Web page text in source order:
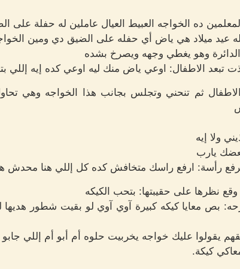
ده الخواجه العبيط العيال عاملين له حفلة على
عيد ميلاد هي ياض أي حفله على الضيق دي ومين
وهو يغطي وجهه ويصرخ بشده
الاطفال: اوعي ياض منك ليه اوعي كده إيه إللي
ثم تنحني وتجلس بجانب هذا الخواجه وهي
ولا إيه
يارب
رأسة: ارفع راسك متخافش كده كل إللي هنا محدش
نظرها على حقيبتها: بتحب الكيكه
بص معايا كيكه كبيرة آوي آوي لو بقيت شطور هديها
يقولوا عليك خواجه يخربيت حلوه أم أبو أم إللي
كيكة.